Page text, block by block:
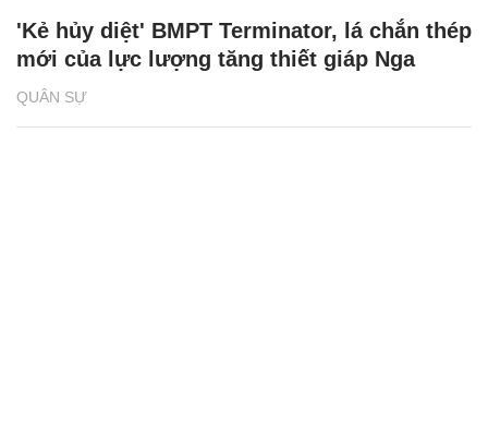
QUÂN SỰ
'Kẻ hủy diệt' BMPT Terminator, lá chắn thép
mới của lực lượng tăng thiết giáp Nga